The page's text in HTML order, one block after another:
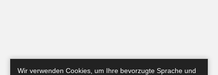
Wir verwenden Cookies, um Ihre bevorzugte Sprache und